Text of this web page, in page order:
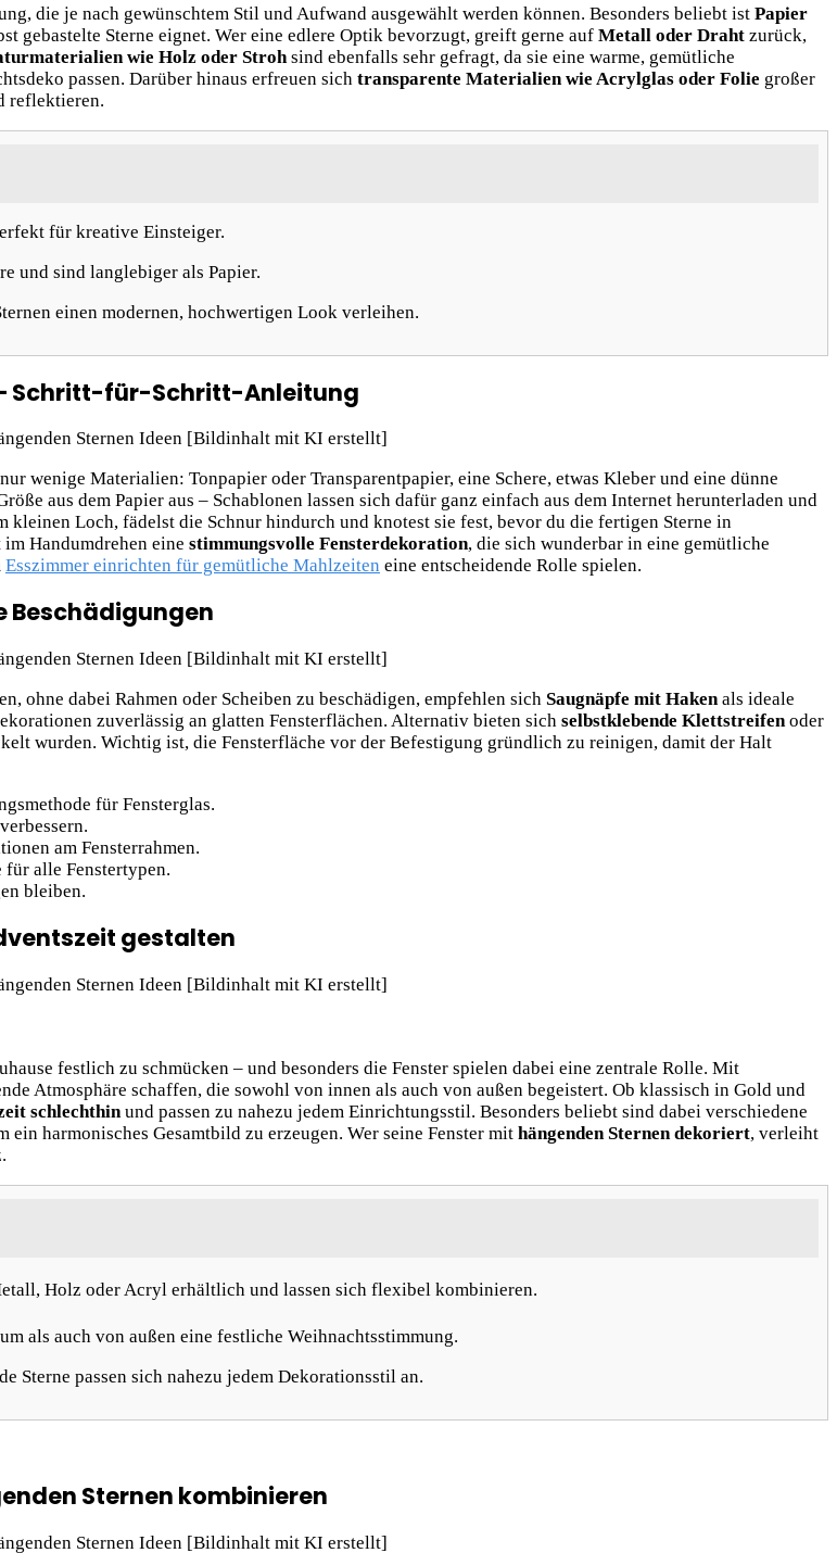
die je nach gewünschtem Stil und Aufwand ausgewählt werden können. Besonders beliebt ist Papier
gebastelte Sterne eignet. Wer eine edlere Optik bevorzugt, greift gerne auf Metall oder Draht zurück,
wie Holz oder Strohsind ebenfalls sehr gefragt, da sie eine warme, gemütliche
passen. Darüber hinaus erfreuen sich transparente Materialien wie Acrylglas oder Folie großer
reflektieren.
für kreative Einsteiger.
und sind langlebiger als Papier.
einen modernen, hochwertigen Look verleihen.
Schritt-für-Schritt-Anleitung
wenige Materialien: Tonpapier oder Transparentpapier, eine Schere, etwas Kleber und eine dünne
aus dem Papier aus – Schablonen lassen sich dafür ganz einfach aus dem Internet herunterladen und
kleinen Loch, fädelst die Schnur hindurch und knotest sie fest, bevor du die fertigen Sterne in
Handumdrehen eine stimmungsvolle Fensterdekoration, die sich wunderbar in eine gemütliche
Esszimmer einrichten für gemütliche Mahlzeiten eine entscheidende Rolle spielen.
Beschädigungen
ohne dabei Rahmen oder Scheiben zu beschädigen, empfehlen sich Saugnäpfe mit Hakenals ideale
zuverlässig an glatten Fensterflächen. Alternativ bieten sich selbstklebende Klettstreifenoder
wurden. Wichtig ist, die Fensterfläche vor der Befestigung gründlich zu reinigen, damit der Halt
für Fensterglas.
am Fensterrahmen.
alle Fenstertypen.
bleiben.
gestalten
festlich zu schmücken – und besonders die Fenster spielen dabei eine zentrale Rolle. Mit
Atmosphäre schaffen, die sowohl von innen als auch von außen begeistert. Ob klassisch in Gold und
schlechthin und passen zu nahezu jedem Einrichtungsstil. Besonders beliebt sind dabei verschiedene
harmonisches Gesamtbild zu erzeugen. Wer seine Fenster mit hängenden Sternen dekoriert, verleiht
Holz oder Acryl erhältlich und lassen sich flexibel kombinieren.
als auch von außen eine festliche Weihnachtsstimmung.
Sterne passen sich nahezu jedem Dekorationsstil an.
Sternen kombinieren